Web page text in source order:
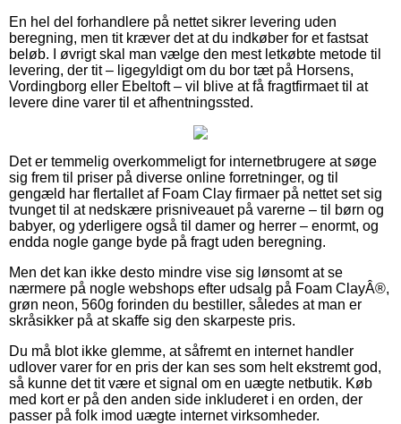
En hel del forhandlere på nettet sikrer levering uden
beregning, men tit kræver det at du indkøber for et fastsat
beløb. I øvrigt skal man vælge den mest letkøbte metode til
levering, der tit – ligegyldigt om du bor tæt på Horsens,
Vordingborg eller Ebeltoft – vil blive at få fragtfirmaet til at
levere dine varer til et afhentningssted.
Det er temmelig overkommeligt for internetbrugere at søge
sig frem til priser på diverse online forretninger, og til
gengæld har flertallet af Foam Clay firmaer på nettet set sig
tvunget til at nedskære prisniveauet på varerne – til børn og
babyer, og yderligere også til damer og herrer – enormt, og
endda nogle gange byde på fragt uden beregning.
Men det kan ikke desto mindre vise sig lønsomt at se
nærmere på nogle webshops efter udsalg på Foam ClayÂ®,
grøn neon, 560g forinden du bestiller, således at man er
skråsikker på at skaffe sig den skarpeste pris.
Du må blot ikke glemme, at såfremt en internet handler
udlover varer for en pris der kan ses som helt ekstremt god,
så kunne det tit være et signal om en uægte netbutik. Køb
med kort er på den anden side inkluderet i en orden, der
passer på folk imod uægte internet virksomheder.